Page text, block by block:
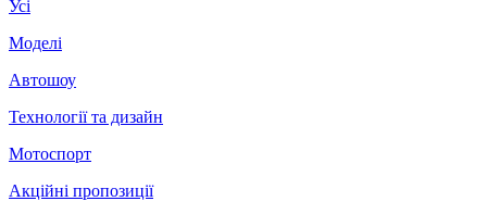
Усі
Моделі
Автошоу
Технології та дизайн
Мотоспорт
Акційні пропозиції